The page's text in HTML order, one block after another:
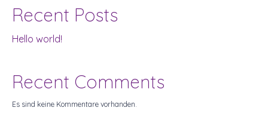
Recent Posts
Hello world!
Recent Comments
Es sind keine Kommentare vorhanden.